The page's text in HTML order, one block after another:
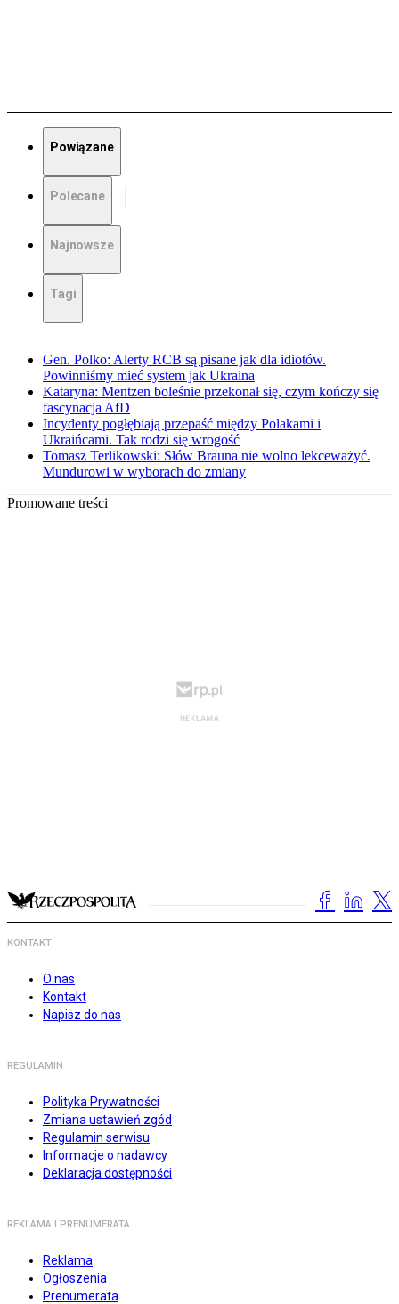
Powiązane
Polecane
Najnowsze
Tagi
Gen. Polko: Alerty RCB są pisane jak dla idiotów.
Powinniśmy mieć system jak Ukraina
Kataryna: Mentzen boleśnie przekonał się, czym kończy się
fascynacja AfD
Incydenty pogłębiają przepaść między Polakami i
Ukraińcami. Tak rodzi się wrogość
Tomasz Terlikowski: Słów Brauna nie wolno lekceważyć.
Mundurowi w wyborach do zmiany
Promowane treści
KONTAKT
O nas
Kontakt
Napisz do nas
REGULAMIN
Polityka Prywatności
Zmiana ustawień zgód
Regulamin serwisu
Informacje o nadawcy
Deklaracja dostępności
REKLAMA I PRENUMERATA
Reklama
Ogłoszenia
Prenumerata